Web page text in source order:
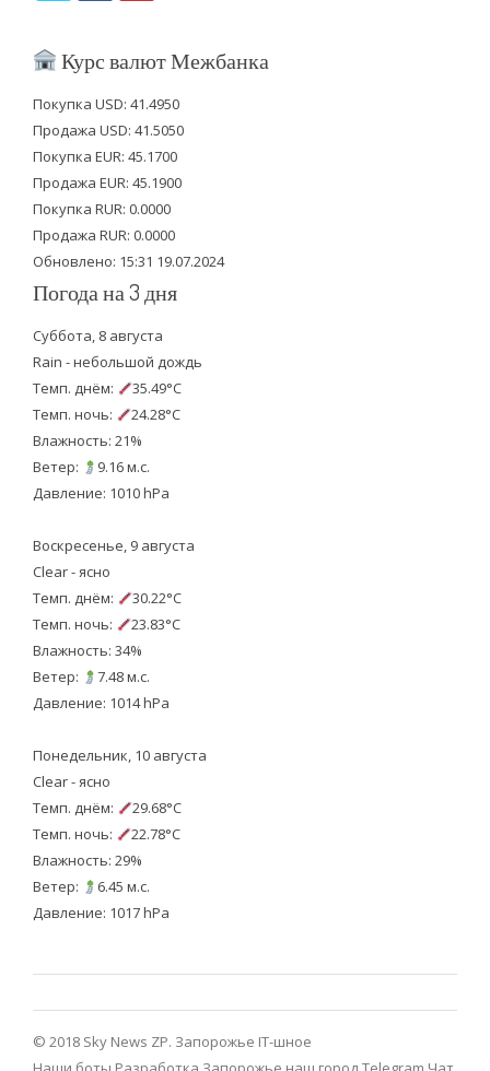
i
t
e
r
c
b
o
o
k
u
u
b
e
Курс валют Межбанка
Покупка USD: 41.4950
Продажа USD: 41.5050
Покупка EUR: 45.1700
Продажа EUR: 45.1900
Покупка RUR: 0.0000
Продажа RUR: 0.0000
Обновлено: 15:31 19.07.2024
Погода на 3 дня
Суббота, 8 августа
Rain - небольшой дождь
Темп. днём:
35.49°C
Темп. ночь:
24.28°C
Влажность: 21%
Ветер:
9.16 м.с.
Давление: 1010 hPa
Воскресенье, 9 августа
Clear - ясно
Темп. днём:
30.22°C
Темп. ночь:
23.83°C
Влажность: 34%
Ветер:
7.48 м.с.
Давление: 1014 hPa
Понедельник, 10 августа
Clear - ясно
Темп. днём:
29.68°C
Темп. ночь:
22.78°C
Влажность: 29%
Ветер:
6.45 м.с.
Давление: 1017 hPa
© 2018 Sky News ZP. Запорожье IT-шное